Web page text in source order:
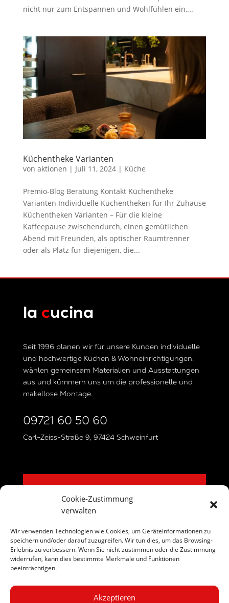
Cookie-Zustimmung
verwalten
Wir verwenden Technologien wie Cookies, um Geräteinformationen zu
speichern und/oder darauf zuzugreifen. Wir tun dies, um das Browsing-
Erlebnis zu verbessern. Wenn Sie nicht zustimmen oder die Zustimmung
widerrufen, kann dies bestimmte Merkmale und Funktionen
beeinträchtigen.
Akzeptieren
nicht nur zum Entspannen und Wohlfühlen ein,...
Küchentheke Varianten
von aktionen | Juli 11, 2024| Küche
Premio-Blog Beratung Kontakt Küchentheke
Varianten Individuelle Küchentheken für Ihr Zuhause
Küchentheken Varianten – Für die kleine
Kaffeepause zwischendurch, einen gemütlichen
Abend mit Freunden, als optischer Raumtrenner
oder als Platz für diejenigen, die...
la cucina
Seit 1996 planen wir für unsere Kunden individuelle
und hochwertige Küchen & Wohneinrichtigungen,
wählen gemeinsam Materialien und Ausstattungen
aus und kümmern uns um die professionelle und
makellose Montage.
09721 60 50 60
Carl-Zeiss-Straße 9, 97424 Schweinfurt
DER SCHNELLSTE WEG ZU IHRER
TRAUMKÜCHE
Impressum/Datenschutz